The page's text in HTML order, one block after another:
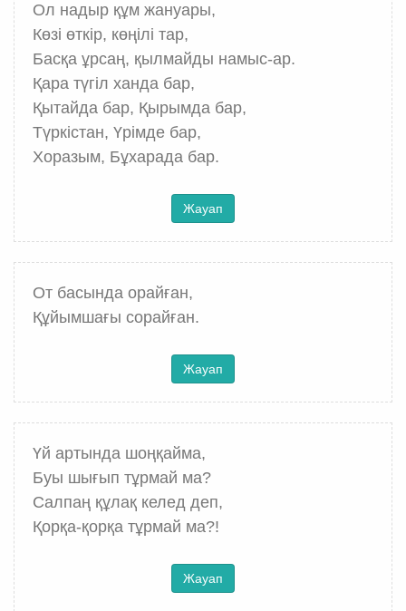
Ол надыр құм жануары,
Көзі өткір, көңілі тар,
Басқа ұрсаң, қылмайды намыс-ар.
Қара түгіл ханда бар,
Қытайда бар, Қырымда бар,
Түркістан, Үрімде бар,
Хоразым, Бұхарада бар.
Жауап
От басында орайған,
Құйымшағы сорайған.
Жауап
Үй артында шоңқайма,
Буы шығып тұрмай ма?
Салпаң құлақ келед деп,
Қорқа-қорқа тұрмай ма?!
Жауап